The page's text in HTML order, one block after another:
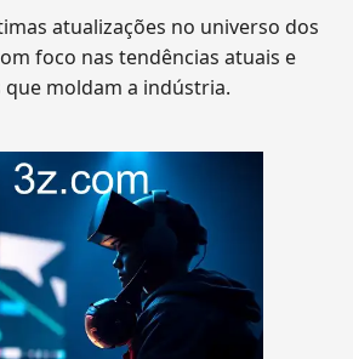
atualizações no universo dos
foco nas tendências atuais e
moldam a indústria.